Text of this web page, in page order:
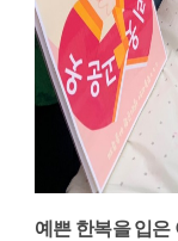
예쁜 한복을 입은